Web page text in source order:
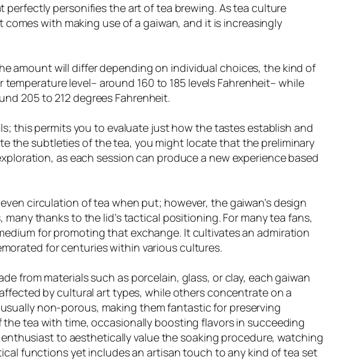
personifies the art of tea brewing. As tea culture
with making use of a gaiwan, and it is increasingly
amount will differ depending on individual choices, the kind of
level– around 160 to 185 levels Fahrenheit– while
205 to 212 degrees Fahrenheit.
this permits you to evaluate just how the tastes establish and
the subtleties of the tea, you might locate that the preliminary
as each session can produce a new experience based
circulation of tea when put; however, the gaiwan’s design
thanks to the lid’s tactical positioning. For many tea fans,
for promoting that exchange. It cultivates an admiration
for centuries within various cultures.
from materials such as porcelain, glass, or clay, each gaiwan
by cultural art types, while others concentrate on a
non-porous, making them fantastic for preserving
tea with time, occasionally boosting flavors in succeeding
to aesthetically value the soaking procedure, watching
functions yet includes an artisan touch to any kind of tea set